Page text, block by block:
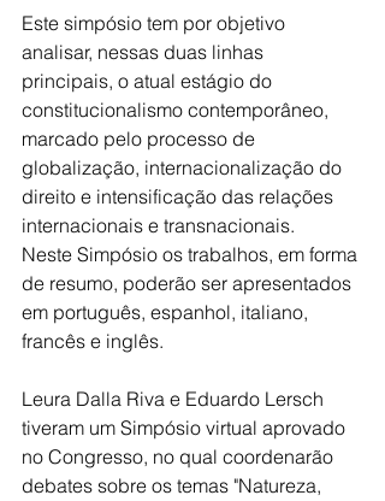
Este simpósio tem por objetivo
analisar, nessas duas linhas
principais, o atual estágio do
constitucionalismo contemporâneo,
marcado pelo processo de
globalização, internacionalização do
direito e intensificação das relações
internacionais e transnacionais.
Neste Simpósio os trabalhos, em forma
de resumo, poderão ser apresentados
em português, espanhol, italiano,
francês e inglês.
Leura Dalla Riva e Eduardo Lersch
tiveram um Simpósio virtual aprovado
no Congresso, no qual coordenarão
debates sobre os temas "Natureza,